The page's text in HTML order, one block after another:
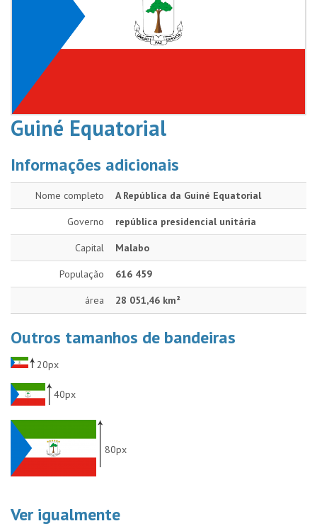
Guiné Equatorial
Informações adicionais
Nome completo A República da Guiné Equatorial
Governo república presidencial unitária
Capital Malabo
População 616 459
área 28 051,46 km²
Outros tamanhos de bandeiras
20px
40px
80px
Ver igualmente